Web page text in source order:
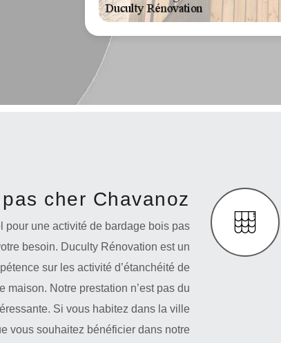
cher Chavanoz
pour une activité de bardage bois pas
besoin. Duculty Rénovation est un
sur les activité d’étanchéité de
maison. Notre prestation n’est pas du
Si vous habitez dans la ville
vous souhaitez bénéficier dans notre